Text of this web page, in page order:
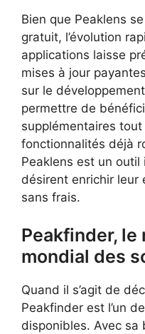
Bien que Peaklens
gratuit, l’évolution
applications laisse
mises à jour
sur le
permettre de
supplémentaires
fonctionnalités déjà
Peaklens est un
désirent enrichir leur
sans frais.
Peakfinder,
mondial des
Quand il s’agit de
Peakfinder est l’un
disponibles. Avec sa